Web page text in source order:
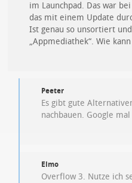
im Launchpad. Das war
das mit einem Update
Ist genau so unsortiert
„Appmediathek“. Wie
Peeter
Es gibt gute
nachbauen. Google
Elmo
Overflow 3. Nutze ich